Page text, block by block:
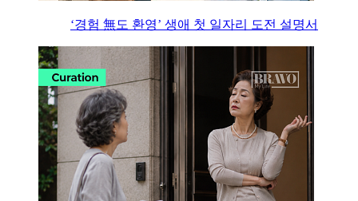
‘경험 無도 환영’ 생애 첫 일자리 도전 설명서